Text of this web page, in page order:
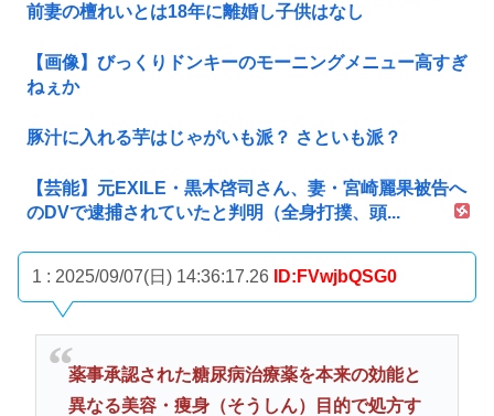
前妻の檀れいとは18年に離婚し子供はなし
【画像】びっくりドンキーのモーニングメニュー高すぎ
ねぇか
豚汁に入れる芋はじゃがいも派？ さといも派？
【芸能】元EXILE・黒木啓司さん、妻・宮崎麗果被告へ
のDVで逮捕されていたと判明（全身打撲、頭...
1 : 2025/09/07(日) 14:36:17.26 ID:FVwjbQSG0
薬事承認された糖尿病治療薬を本来の効能と
異なる美容・痩身（そうしん）目的で処方す